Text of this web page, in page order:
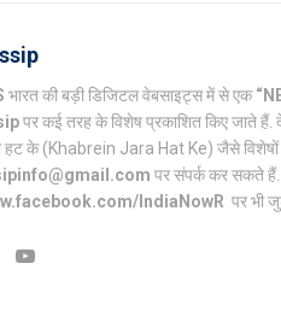
भारत की बड़ी डिजिटल वेबसाइट्स में से एक
पर कई तरह के विशेष प्रकाशित किए जाते
के (Khabrein Jara Hat Ke) जैसे विशेषों
पर संपर्क कर सकते
IndiaNowR पर भी